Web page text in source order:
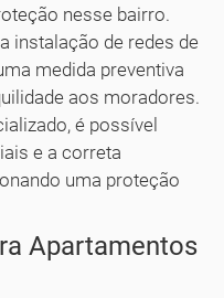
nesse bairro.
instalação de redes de
medida preventiva
aos moradores.
é possível
e a correta
uma proteção
Apartamentos